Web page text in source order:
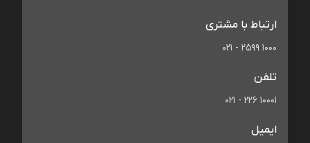
ارتباط با مشتری
021 - 2599 1000
تلفن
021 - 226 10001
ایمیل